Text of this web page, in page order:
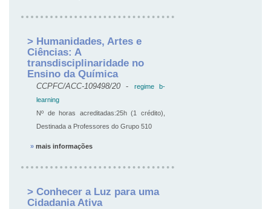
> Humanidades, Artes e
Ciências: A
transdisciplinaridade no
Ensino da Química
CCPFC/ACC-109498/20 -
regime b-
learning
Nº de horas acreditadas:25h (1 crédito),
Destinada a Professores do Grupo 510
» mais informações
> Conhecer a Luz para uma
Cidadania Ativa